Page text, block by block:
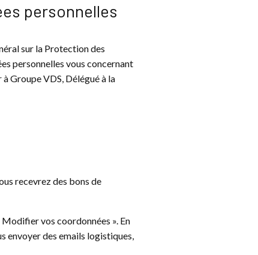
personnelles
sur la Protection des
personnelles vous concernant
Groupe VDS, Délégué à la
recevrez des bons de
vos coordonnées ». En
envoyer des emails logistiques,